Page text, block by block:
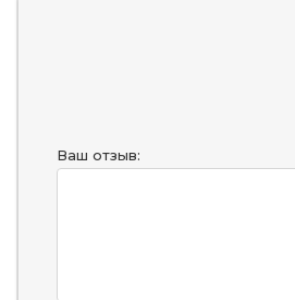
Ваш отзыв: